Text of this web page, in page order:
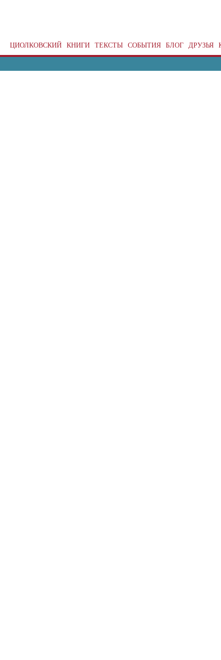
ЦИОЛКОВСКИЙ КНИГИ ТЕКСТЫ СОБЫТИЯ БЛОГ ДРУЗЬЯ